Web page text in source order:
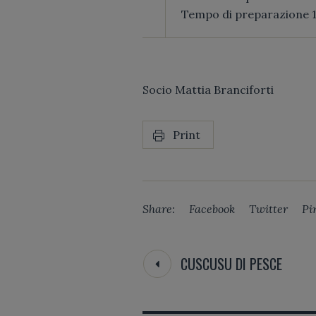
Tempo di preparazione
Socio Mattia Branciforti
Cutumelle o Frittelle di ricotta.
Print
Share: Facebook Twitter
CUSCUSU DI PESCE